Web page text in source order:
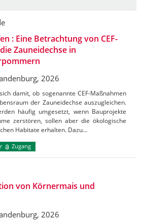
: Eine Betrachtung von CEF-
Zauneidechse in
2026
damit, ob sogenannte CEF-Maßnahmen
der Zauneidechse auszugleichen.
häufig umgesetzt, wenn Bauprojekte
zerstören, sollen aber die ökologische
Habitate erhalten. Dazu…
Zugang
von Körnermais und
2026